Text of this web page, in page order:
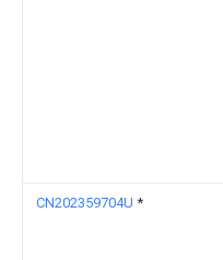
CN202359704U *